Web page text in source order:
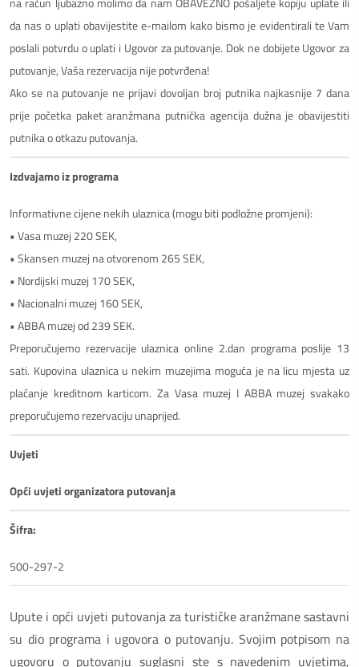
da nas o uplati obavijestite e-mailom kako bismo je evidentirali te Vam
poslali potvrdu o uplati i Ugovor za putovanje. Dok ne dobijete Ugovor za
putovanje, Vaša rezervacija nije potvrđena!
Ako se na putovanje ne prijavi dovoljan broj putnika najkasnije 7 dana
prije početka paket aranžmana putnička agencija dužna je obavijestiti
putnika o otkazu putovanja.
Izdvajamo iz programa
Informativne cijene nekih ulaznica (mogu biti podložne promjeni):
• Vasa muzej 220 SEK,
• Skansen muzej na otvorenom 265 SEK,
• Nordijski muzej 170 SEK,
• Nacionalni muzej 160 SEK,
• ABBA muzej od 239 SEK.
Preporučujemo rezervacije ulaznica online 2.dan programa poslije 13
sati. Kupovina ulaznica u nekim muzejima moguća je na licu mjesta uz
plaćanje kreditnom karticom. Za Vasa muzej I ABBA muzej svakako
preporučujemo rezervaciju unaprijed.
Uvjeti
Opći uvjeti organizatora putovanja
Šifra:
500-297-2
Upute i opći uvjeti putovanja za turističke aranžmane sastavni
su dio programa i ugovora o putovanju. Svojim potpisom na
ugovoru o putovanju suglasni ste s navedenim uvjetima,